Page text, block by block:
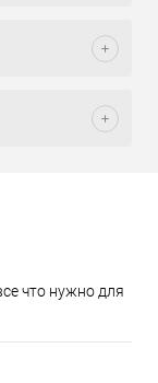
что нужно для